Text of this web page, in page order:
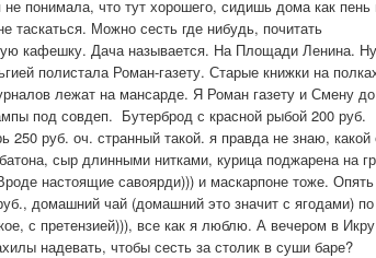
понимала, что тут хорошего, сидишь дома как пень
таскаться. Можно сесть где нибудь, почитать
кафешку. Дача называется. На Площади Ленина.
полистала Роман-газету. Старые книжки на
лежат на мансарде. Я Роман газету и Смену
под совдеп. Бутерброд с красной рыбой 200 руб.
250 руб. оч. странный такой. я правда не знаю, какой
сыр длинными нитками, курица поджарена на
настоящие савоярди))) и маскарпоне тоже.
домашний чай (домашний это значит с ягодами)
с претензией))), все как я люблю. А вечером в Икру
надевать, чтобы сесть за столик в суши баре?